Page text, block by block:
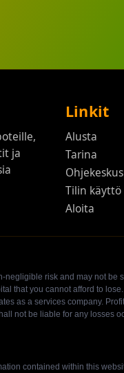
ja
Linkit
Alusta
Tarina
Ohjekeskus
Tilin käyttö
Aloita